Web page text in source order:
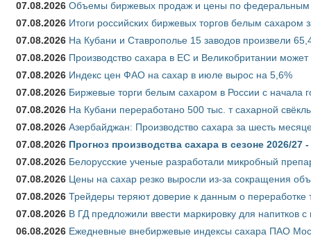
07.08.2026 Объемы биржевых продаж и цены по федеральным
07.08.2026 Итоги российских биржевых торгов белым сахаром
07.08.2026 На Кубани и Ставрополье 15 заводов произвели
07.08.2026 Производство сахара в ЕС и Великобритании
07.08.2026 Индекс цен ФАО на сахар в июле вырос на 5,6%
07.08.2026 Биржевые торги белым сахаром в России с начала
07.08.2026 На Кубани переработано 500 тыс. т сахарной
07.08.2026 Азербайджан: Производство сахара за шесть
07.08.2026 Прогноз производства сахара в сезоне 2026/
07.08.2026 Белорусские ученые разработали микробный
07.08.2026 Цены на сахар резко выросли из-за сокращения
07.08.2026 Трейдеры теряют доверие к данным о переработке
07.08.2026 В ГД предложили ввести маркировку для напитков
06.08.2026 Ежедневные внебиржевые индексы сахара ПАО